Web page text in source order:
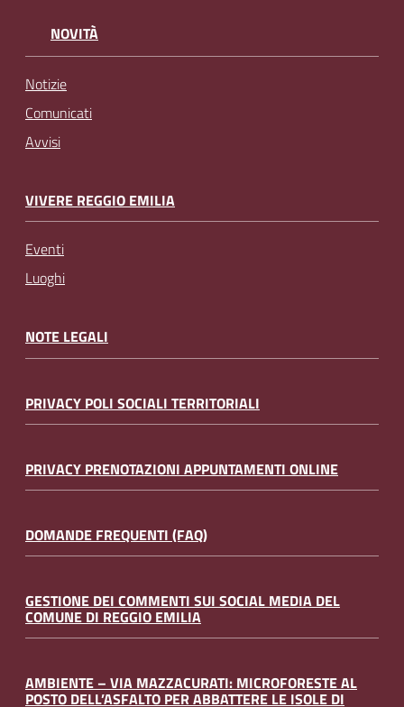
NOVITÀ
Notizie
Comunicati
Avvisi
VIVERE REGGIO EMILIA
Eventi
Luoghi
NOTE LEGALI
PRIVACY POLI SOCIALI TERRITORIALI
PRIVACY PRENOTAZIONI APPUNTAMENTI ONLINE
DOMANDE FREQUENTI (FAQ)
GESTIONE DEI COMMENTI SUI SOCIAL MEDIA DEL
COMUNE DI REGGIO EMILIA
AMBIENTE – VIA MAZZACURATI: MICROFORESTE AL
POSTO DELL’ASFALTO PER ABBATTERE LE ISOLE DI